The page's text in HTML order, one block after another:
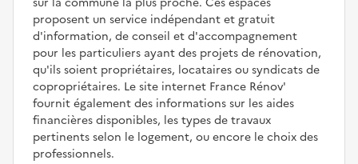
proposent un service indépendant et gratuit
d'information, de conseil et d'accompagnement
pour les particuliers ayant des projets de rénovation,
qu'ils soient propriétaires, locataires ou syndicats de
copropriétaires. Le site internet France Rénov'
fournit également des informations sur les aides
financières disponibles, les types de travaux
pertinents selon le logement, ou encore le choix des
professionnels.